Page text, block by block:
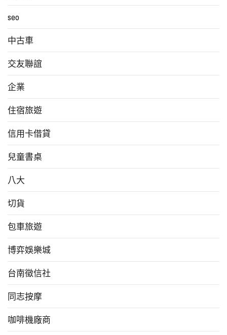
seo
中古車
交友聯誼
企業
住宿旅遊
信用卡借貸
兒童書桌
八大
切貨
包車旅遊
博弈娛樂城
台南徵信社
同志按摩
咖啡機廠商